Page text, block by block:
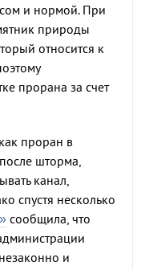
и нормой. При
природы
относится к
прорана за счет
проран в
шторма,
канал,
спустя несколько
сообщила, что
и